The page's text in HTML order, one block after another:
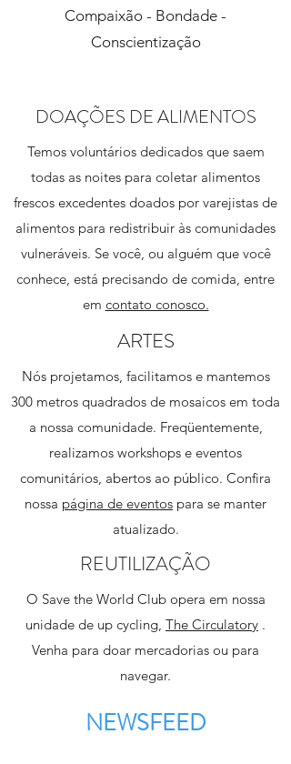
Compaixão - Bondade -
Conscientização
DOAÇÕES DE ALIMENTOS
Temos voluntários dedicados que saem
todas as noites para coletar alimentos
frescos excedentes doados por varejistas de
alimentos para redistribuir às comunidades
vulneráveis. Se você, ou alguém que você
conhece, está precisando de comida, entre
em contato conosco.
ARTES
Nós projetamos, facilitamos e mantemos
300 metros quadrados de mosaicos em toda
a nossa comunidade. Freqüentemente,
realizamos workshops e eventos
comunitários, abertos ao público. Confira
nossa página de eventos para se manter
atualizado.
REUTILIZAÇÃO
O Save the World Club opera em nossa
unidade de up cycling, The Circulatory .
Venha para doar mercadorias ou para
navegar.
NEWSFEED